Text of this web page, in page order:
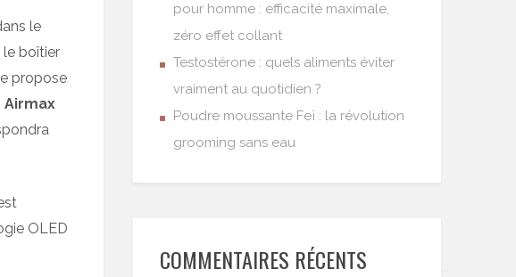
le
boîtier
propose
Airmax
OLED
pour homme : efficacité maximale,
zéro effet collant
Testostérone : quels aliments éviter
vraiment au quotidien ?
Poudre moussante Feï : la révolution
grooming sans eau
COMMENTAIRES RÉCENTS